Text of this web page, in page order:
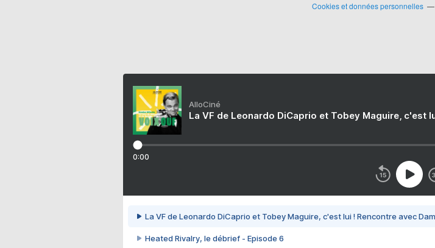
Cookies et données personnelles
AlloCiné
La VF de Leonardo DiCaprio et Tobey Maguire, c'est
0:00
La VF de Leonardo DiCaprio et Tobey Maguire, c'est lui ! Rencontre avec
Heated Rivalry, le débrief - Episode 6